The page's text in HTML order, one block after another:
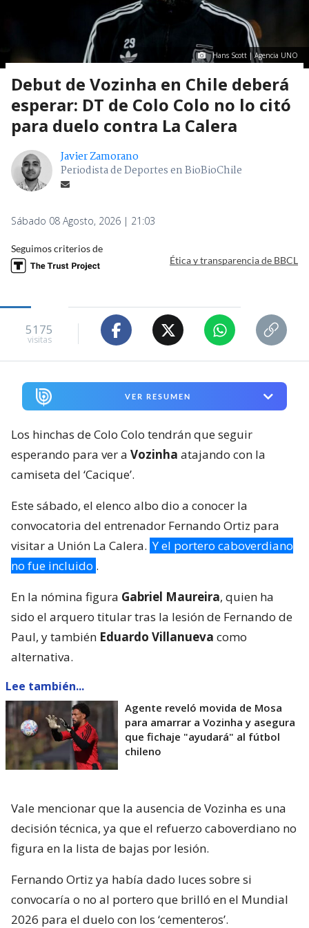
Hans Scott | Agencia UNO
Debut de Vozinha en Chile deberá
esperar: DT de Colo Colo no lo citó
para duelo contra La Calera
Javier Zamorano
Periodista de Deportes en BioBioChile
Sábado 08 Agosto, 2026 | 21:03
Seguimos criterios de
Ética y transparencia de BBCL
5175
visitas
VER RESUMEN
Los hinchas de Colo Colo tendrán que seguir
esperando para ver a Vozinha atajando con la
camiseta del ‘Cacique’.
Este sábado, el elenco albo dio a conocer la
convocatoria del entrenador Fernando Ortiz para
visitar a Unión La Calera. Y el portero caboverdiano
no fue incluido .
En la nómina figura Gabriel Maureira, quien ha
sido el arquero titular tras la lesión de Fernando de
Paul, y también Eduardo Villanueva como
alternativa.
Lee también...
Agente reveló movida de Mosa
para amarrar a Vozinha y asegura
que fichaje "ayudará" al fútbol
chileno
Vale mencionar que la ausencia de Vozinha es una
decisión técnica, ya que el refuerzo caboverdiano no
figura en la lista de bajas por lesión.
Fernando Ortiz ya había dado luces sobre si
convocaría o no al portero que brilló en el Mundial
2026 para el duelo con los ‘cementeros’.